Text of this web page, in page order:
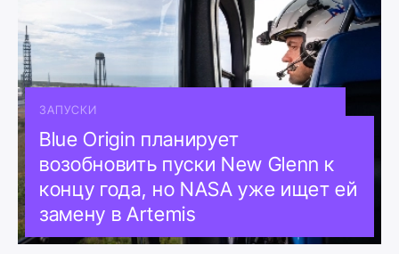
ЗАПУСКИ
Blue Origin планирует
возобновить пуски New Glenn к
концу года, но NASA уже ищет ей
замену в Artemis